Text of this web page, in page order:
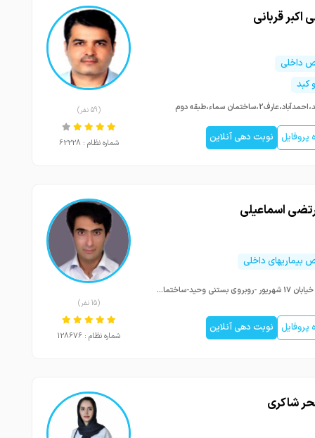
اکبر قربانی
داخلی
کبد
سماء،طبقه دوم
نوبت دهی آنلاین
(59 نفر)
شماره نظام : 62228
اسماعیلی
داخلی
تبریز خیابان 17 شهریور -روبروی بستنی وحید-ساختمان زکریای رازی -طبقه 5 -واحد 4
نوبت دهی آنلاین
(15 نفر)
شماره نظام : 128676
شاکری